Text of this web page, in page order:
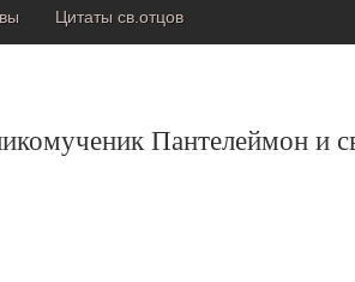
Цитаты св.отцов
Пантелеймон и